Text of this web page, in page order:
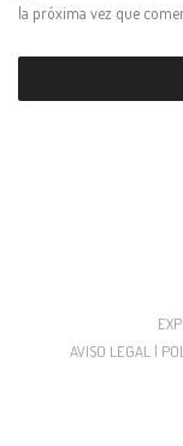
la próxima vez que
AVISO LEGAL |